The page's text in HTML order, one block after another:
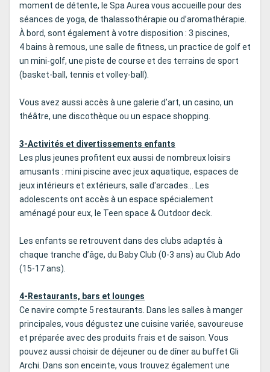
moment de détente, le Spa Aurea vous accueille pour des
séances de yoga, de thalassothérapie ou d’aromathérapie.
À bord, sont également à votre disposition : 3 piscines,
4 bains à remous, une salle de fitness, un practice de golf et
un mini-golf, une piste de course et des terrains de sport
(basket-ball, tennis et volley-ball).
Vous avez aussi accès à une galerie d’art, un casino, un
théâtre, une discothèque ou un espace shopping.
3-Activités et divertissements enfants
Les plus jeunes profitent eux aussi de nombreux loisirs
amusants : mini piscine avec jeux aquatique, espaces de
jeux intérieurs et extérieurs, salle d'arcades… Les
adolescents ont accès à un espace spécialement
aménagé pour eux, le Teen space & Outdoor deck.
Les enfants se retrouvent dans des clubs adaptés à
chaque tranche d’âge, du Baby Club (0-3 ans) au Club Ado
(15-17 ans).
4-Restaurants, bars et lounges
Ce navire compte 5 restaurants. Dans les salles à manger
principales, vous dégustez une cuisine variée, savoureuse
et préparée avec des produits frais et de saison. Vous
pouvez aussi choisir de déjeuner ou de dîner au buffet Gli
Archi. Dans son enceinte, vous trouvez également une